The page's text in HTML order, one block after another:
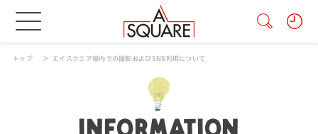
トップ エイスクエア場内での撮影およびSNS利用について